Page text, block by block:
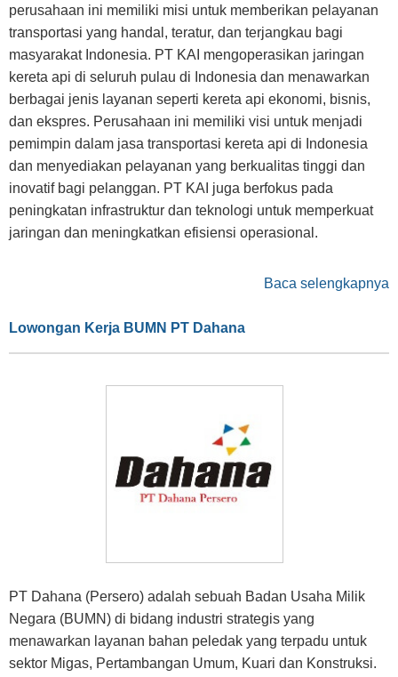
perusahaan ini memiliki misi untuk memberikan pelayanan
transportasi yang handal, teratur, dan terjangkau bagi
masyarakat Indonesia. PT KAI mengoperasikan jaringan
kereta api di seluruh pulau di Indonesia dan menawarkan
berbagai jenis layanan seperti kereta api ekonomi, bisnis,
dan ekspres. Perusahaan ini memiliki visi untuk menjadi
pemimpin dalam jasa transportasi kereta api di Indonesia
dan menyediakan pelayanan yang berkualitas tinggi dan
inovatif bagi pelanggan. PT KAI juga berfokus pada
peningkatan infrastruktur dan teknologi untuk memperkuat
jaringan dan meningkatkan efisiensi operasional.
Baca selengkapnya
Lowongan Kerja BUMN PT Dahana
PT Dahana (Persero) adalah sebuah Badan Usaha Milik
Negara (BUMN) di bidang industri strategis yang
menawarkan layanan bahan peledak yang terpadu untuk
sektor Migas, Pertambangan Umum, Kuari dan Konstruksi.